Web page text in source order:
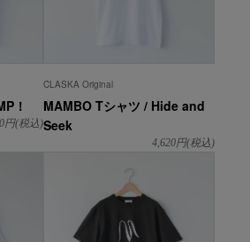
！
円(税込)
CLASKA Original
MAMBO Tシャツ / Hide and
Seek
4,620円(税込)